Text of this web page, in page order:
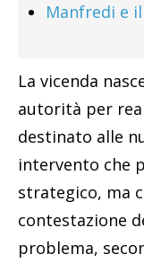
Manfredi e
La vicenda
autorità per
destinato alle
intervento che
strategico, ma
contestazione
problema,